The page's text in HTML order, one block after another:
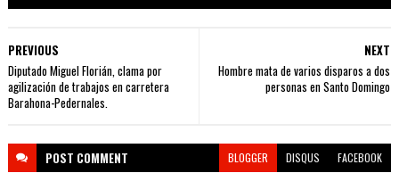
NEXT
Hombre mata de varios disparos a dos
personas en Santo Domingo
PREVIOUS
Diputado Miguel Florián, clama por
agilización de trabajos en carretera
Barahona-Pedernales.
POST COMMENT BLOGGER DISQUS FACEBOOK